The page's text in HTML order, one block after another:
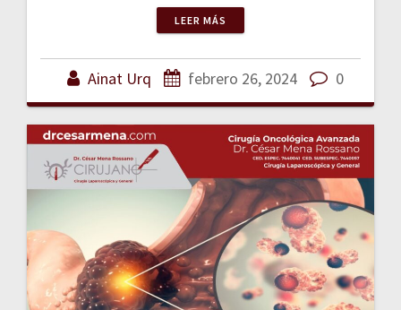
LEER MÁS
Ainat Urq febrero 26, 2024 0